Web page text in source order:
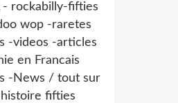
- rockabilly-fifties
wop -raretes
-videos -articles
en Francais
-News / tout sur
fifties